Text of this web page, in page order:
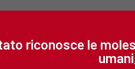
riconosce le